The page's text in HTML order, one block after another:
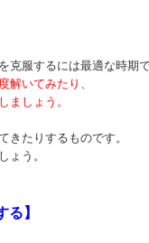
克服するには最適な時期
解いてみたり、
ましょう。
きたりするものです。
ょう。
る】